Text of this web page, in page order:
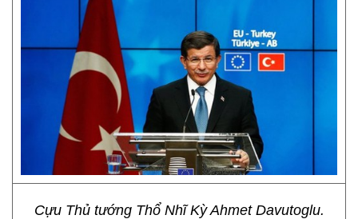
Cựu Thủ tướng Thổ Nhĩ Kỳ Ahmet Davutoglu.